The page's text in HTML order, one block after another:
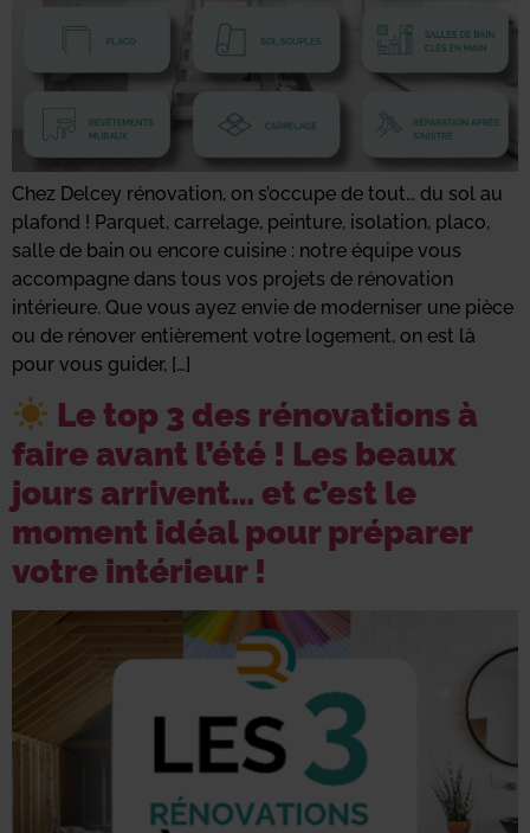
Chez Delcey rénovation, on s’occupe de tout… du sol au
plafond ! Parquet, carrelage, peinture, isolation, placo,
salle de bain ou encore cuisine : notre équipe vous
accompagne dans tous vos projets de rénovation
intérieure. Que vous ayez envie de moderniser une pièce
ou de rénover entièrement votre logement, on est là
pour vous guider, […]
Le top 3 des rénovations à
faire avant l’été ! Les beaux
jours arrivent… et c’est le
moment idéal pour préparer
votre intérieur !